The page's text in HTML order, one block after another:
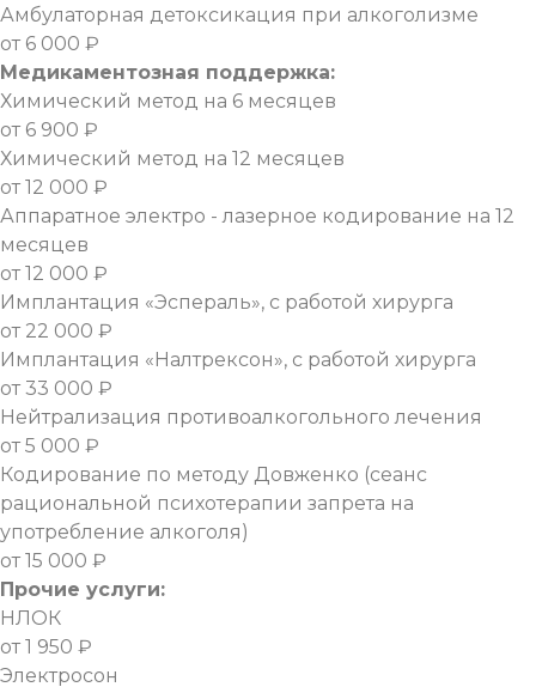
Амбулаторная детоксикация при алкоголизме
от 6 000 ₽
Медикаментозная поддержка:
Химический метод на 6 месяцев
от 6 900 ₽
Химический метод на 12 месяцев
от 12 000 ₽
Аппаратное электро - лазерное кодирование на 12
месяцев
от 12 000 ₽
Имплантация «Эспераль», с работой хирурга
от 22 000 ₽
Имплантация «Налтрексон», с работой хирурга
от 33 000 ₽
Нейтрализация противоалкогольного лечения
от 5 000 ₽
Кодирование по методу Довженко (сеанс
рациональной психотерапии запрета на
употребление алкоголя)
от 15 000 ₽
Прочие услуги:
НЛОК
от 1 950 ₽
Электросон